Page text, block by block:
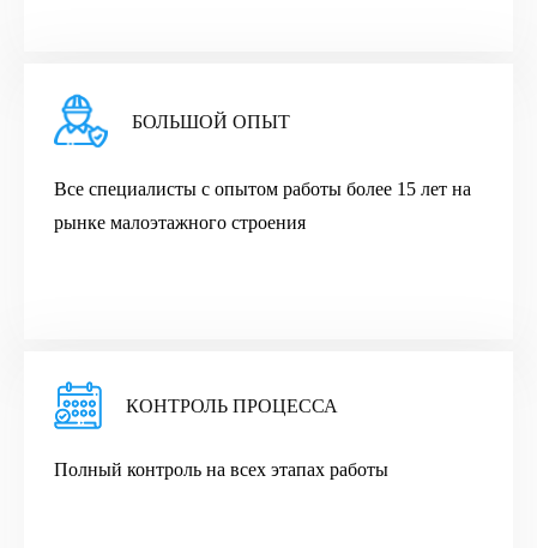
БОЛЬШОЙ ОПЫТ
Все cпециалисты с опытом работы более 15 лет на
рынке малоэтажного строения
КОНТРОЛЬ ПРОЦЕССА
Полный контроль на всех этапах работы